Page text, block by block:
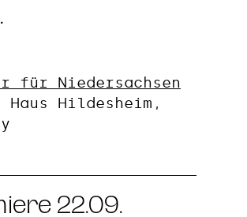
für Niedersachsen
Haus Hildesheim,
22.09.